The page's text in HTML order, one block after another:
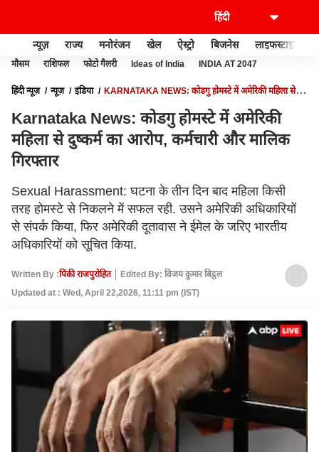
न्यूज़ राज्य मनोरंजन खेल ऐस्ट्रो बिजनेस लाइफस्टाइल
मौसम राशिफल फोटो गैलरी Ideas of India INDIA AT 2047
हिंदी न्यूज़ न्यूज़ इंडिया
KARNATAKA NEWS: कोडगु होमस्टे में अमेरिकी महिला से
Karnataka News: कोडगु होमस्टे में अमेरिकी
महिला से दुष्कर्म का आरोप, कर्मचारी और मालिक
गिरफ्तार
Sexual Harassment: घटना के तीन दिन बाद महिला किसी
तरह होमस्टे से निकलने में सफल रही. उसने अमेरिकी अधिकारियों
से संपर्क किया, फिर अमेरिकी दूतावास ने ईमेल के जरिए भारतीय
अधिकारियों को सूचित किया.
Written By :पिंकी राजपुरोहित
Edited By: विजय कुमार बिट्ठल
Updated at : Wed, April 22,2026, 11:11 pm (IST)